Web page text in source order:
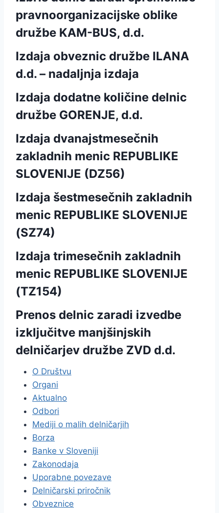
pravnoorganizacijske oblike
družbe KAM-BUS, d.d.
Izdaja obveznic družbe ILANA
d.d. – nadaljnja izdaja
Izdaja dodatne količine delnic
družbe GORENJE, d.d.
Izdaja dvanajstmesečnih
zakladnih menic REPUBLIKE
SLOVENIJE (DZ56)
Izdaja šestmesečnih zakladnih
menic REPUBLIKE SLOVENIJE
(SZ74)
Izdaja trimesečnih zakladnih
menic REPUBLIKE SLOVENIJE
(TZ154)
Prenos delnic zaradi izvedbe
izključitve manjšinjskih
delničarjev družbe ZVD d.d.
O Društvu
Organi
Aktualno
Odbori
Mediji o malih delničarjih
Borza
Banke v Sloveniji
Zakonodaja
Uporabne povezave
Delničarski priročnik
Obveznice